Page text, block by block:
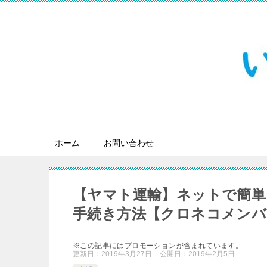
ホーム お問い合わせ
【ヤマト運輸】ネットで簡
手続き方法【クロネコメン
※この記事にはプロモーションが含まれています。
更新日： 2019年3月27日 公開日： 2019年2月5日